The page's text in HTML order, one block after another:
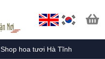
Shop hoa tươi Hà Tĩnh